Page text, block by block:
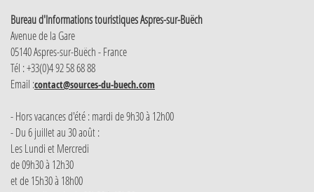
Bureau d'Informations touristiques Aspres-sur-Buëch
Avenue de la Gare
05140 Aspres-sur-Buëch - France
Tél : +33(0)4 92 58 68 88
Email :contact@sources-du-buech.com
- Hors vacances d'été : mardi de 9h30 à 12h00
- Du 6 juillet au 30 août :
Les Lundi et Mercredi
de 09h30 à 12h30
et de 15h30 à 18h00